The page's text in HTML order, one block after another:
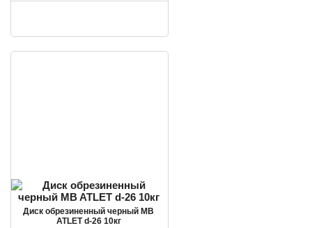
Диск обрезиненный черный MB
ATLET d-26 10кг